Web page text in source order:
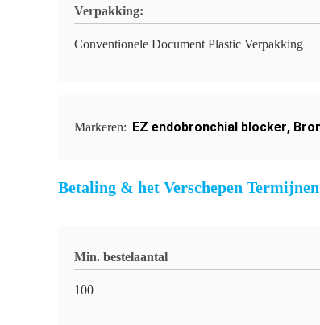
Verpakking:
Conventionele Document Plastic Verpakking
Markeren: EZ endobronchial blocker,
Betaling & het Verschepen Termijnen
Min. bestelaantal
100